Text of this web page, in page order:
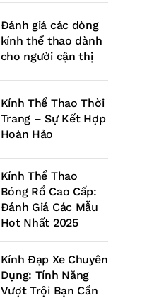
Đánh giá các dòng
kính thể thao dành
cho người cận thị
Kính Thể Thao Thời
Trang – Sự Kết Hợp
Hoàn Hảo
Kính Thể Thao
Bóng Rổ Cao Cấp:
Đánh Giá Các Mẫu
Hot Nhất 2025
Kính Đạp Xe Chuyên
Dụng: Tính Năng
Vượt Trội Bạn Cần